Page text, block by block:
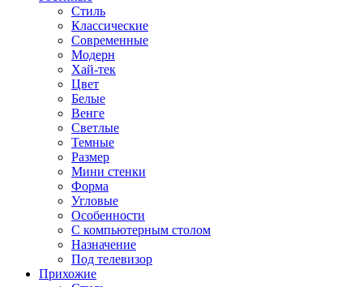
Стиль
Классические
Современные
Модерн
Хай-тек
Цвет
Белые
Венге
Светлые
Темные
Размер
Мини стенки
Форма
Угловые
Особенности
С компьютерным столом
Назначение
Под телевизор
Прихожие